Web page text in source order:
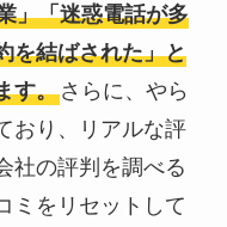
」「迷惑電話が多
を結ばされた」と
す。さらに、やら
おり、リアルな評
社の評判を調べる
ミをリセットして